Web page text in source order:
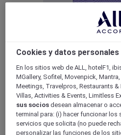
ALL Accor+ Voyager
15% de descuent todo
marcas
ÚNETE YA
Más
Cookies y datos personales
En los sitios web de ALL, hotelF1,
MGallery, Sofitel, Movenpick,
Meetings, Travelpros, Restaurants
Villas, Activities & Events, Limitless
sus socios desean almacenar o
terminal para: (i) hacer funcionar
servicios que solicita (no puede
personalizar las funciones de los